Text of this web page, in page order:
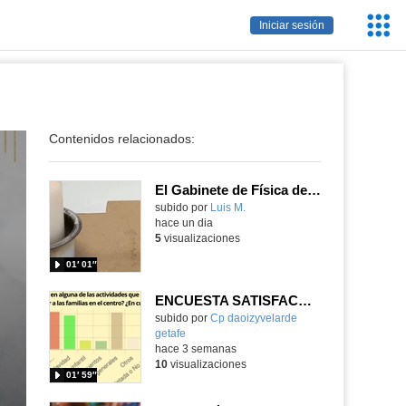
Iniciar sesión
Contenidos relacionados:
El Gabinete de Física del IES Enrique Tierno Galván de Parla (Curso 25-26)
Contenido educativo.
subido por Luis M.
01′ 01″
hace un dia
5visualizaciones
ENCUESTA SATISFACCIÓN 25-26
Contenido educativo.
subido por Cp daoizyvelarde
getafe
01′ 59″
hace 3 semanas
10visualizaciones